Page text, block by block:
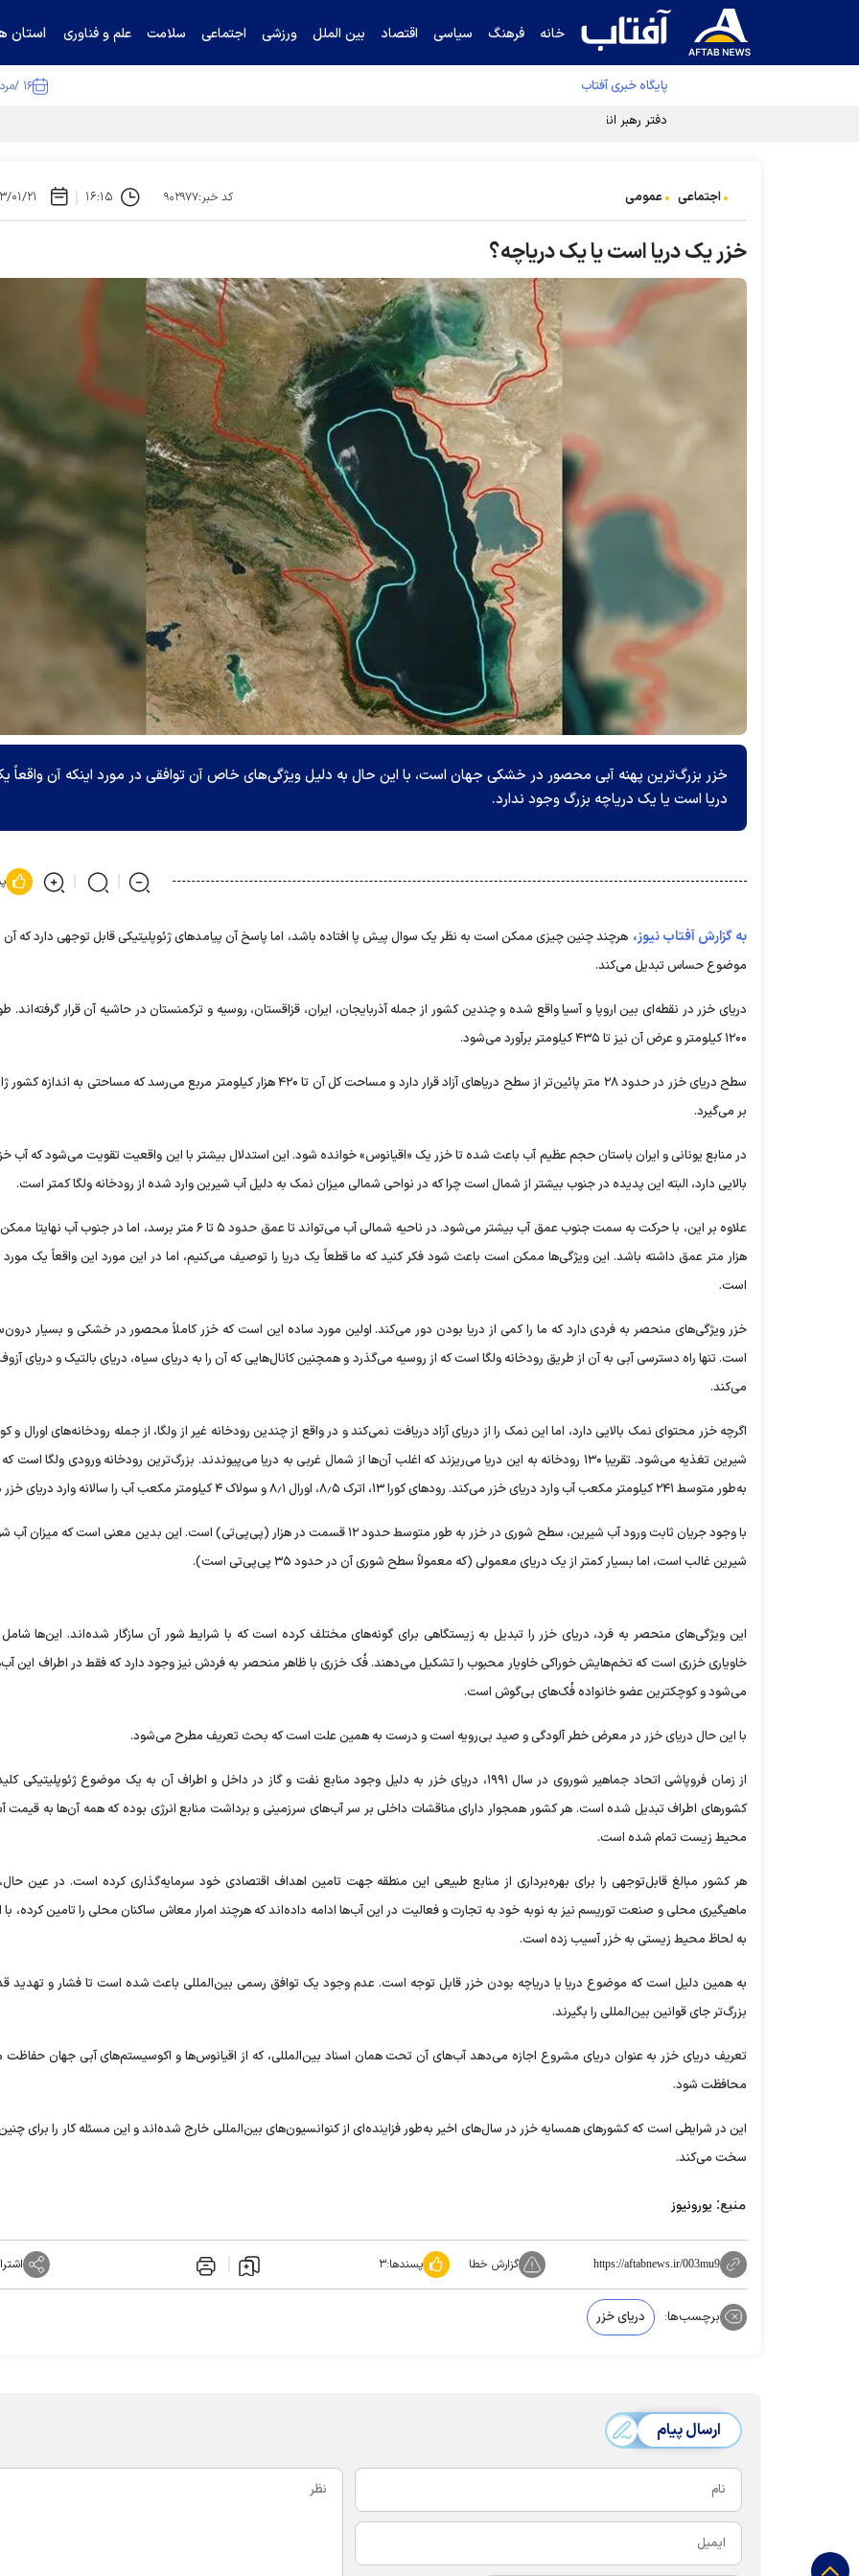
خانه فرهنگ سیاسی اقتصاد بین الملل ورزشی اجتماعی سلامت علم و فناوری استان
پایگاه خبری آفتاب ۱۶ /مرداد /۱۴۰۵
دفتر رهبر انقلاب ادعای خرازی درباره پزشکیان را تکذیب کرد
اجتماعی عمومی کد خبر:۹۰۲۹۷۷ ۱۶:۱۵ ۱۴۰۳/
خزر یک دریا است یا یک دریاچه؟
خزر بزرگ‌ترین پهنه آبی محصور در خشکی جهان است، با این حال به دلیل ویژگی‌های خاص آن توافقی در مورد اینکه آن واقعاً
دریا است یا یک دریاچه بزرگ وجود ندارد.
به گزارش آفتاب نیوز، هرچند چنین چیزی ممکن است به نظر یک سوال پیش پا افتاده باشد، اما پاسخ آن پیامد‌های ژئوپلیتیکی قابل توجهی دارد که آن
موضوع حساس تبدیل می‌کند.
دریای خزر در نقطه‌ای بین اروپا و آسیا واقع شده و چندین کشور از جمله آذربایجان، ایران، قزاقستان، روسیه و ترکمنستان در حاشیه آن قرار گرفته‌اند.
۱۲۰۰ کیلومتر و عرض آن نیز تا ۴۳۵ کیلومتر برآورد می‌شود.
سطح دریای خزر در حدود ۲۸ متر پائین‌تر از سطح دریا‌های آزاد قرار دارد و مساحت کل آن تا ۴۲۰ هزار کیلومتر مربع می‌رسد که مساحتی به
بر می‌گیرد.
در منابع یونانی و ایران باستان حجم عظیم آب باعث شده تا خزر یک «اقیانوس» خوانده شود. این استدلال بیشتر با این واقعیت تقویت می‌شود که آب
بالایی دارد، البته این پدیده در جنوب بیشتر از شمال است چرا که در نواحی شمالی میزان نمک به دلیل آب شیرین وارد شده از رودخانه ولگا کمتر است.
علاوه بر این، با حرکت به سمت جنوب عمق آب بیشتر می‌شود. در ناحیه شمالی آب می‌تواند تا عمق حدود ۵ تا ۶ متر برسد، اما در
هزار متر عمق داشته باشد. این ویژگی‌ها ممکن است باعث شود فکر کنید که ما قطعاً یک دریا را توصیف می‌کنیم، اما در این مورد این واقعاً یک
است.
خزر ویژگی‌های منحصر به فردی دارد که ما را کمی از دریا بودن دور می‌کند. اولین مورد ساده این است که خزر کاملاً محصور در خشکی و بسیار
است. تنها راه دسترسی آبی به آن از طریق رودخانه ولگا است که از روسیه می‌گذرد و همچنین کانال‌هایی که آن را به دریای سیاه، دریای بالتیک و دریای
می‌کند.
اگرچه خزر محتوای نمک بالایی دارد، اما این نمک را از دریای آزاد دریافت نمی‌کند و در واقع از چندین رودخانه غیر از ولگا، از جمله رودخانه‌های اورال و
شیرین تغذیه می‌شود. تقریبا ۱۳۰ رودخانه به این دریا می‌ریزند که اغلب آن‌ها از شمال غربی به دریا می‌پیوندند. بزرگ‌ترین رودخانه ورودی ولگا
به‌طور متوسط ۲۴۱ کیلومتر مکعب آب وارد دریای خزر می‌کند. رود‌های کورا ۱۳، اترک ۸٫۵، اورال ۸٫۱ و سولاک ۴ کیلومتر مکعب آب را سالانه وارد دریای خزر می‌کنند.
با وجود جریان ثابت ورود آب شیرین، سطح شوری در خزر به طور متوسط حدود ۱۲ قسمت در هزار (پی‌پی‌تی) است. این بدین معنی است که
شیرین غالب است، اما بسیار کمتر از یک دریای معمولی (که معمولاً سطح شوری آن در حدود ۳۵ پی‌پی‌تی است).
این ویژگی‌های منحصر به فرد، دریای خزر را تبدیل به زیستگاهی برای گونه‌های مختلف کرده است که با شرایط شور آن سازگار شده‌اند. این‌ها
خاویاری خزری است که تخم‌هایش خوراکی خاویار محبوب را تشکیل می‌دهند. فُک خزری با ظاهر منحصر به فردش نیز وجود دارد که فقط در اطراف این
می‌شود و کوچکترین عضو خانواده فُک‌های بی‌گوش است.
با این حال دریای خزر در معرض خطر آلودگی و صید بی‌رویه است و درست به همین علت است که بحث تعریف مطرح می‌شود.
از زمان فروپاشی اتحاد جماهیر شوروی در سال ۱۹۹۱، دریای خزر به دلیل وجود منابع نفت و گاز در داخل و اطراف آن به یک موضوع
کشور‌های اطراف تبدیل شده است. هر کشور همجوار دارای مناقشات داخلی بر سر آب‌های سرزمینی و برداشت منابع انرژی بوده که همه آن‌ها به قیمت
محیط زیست تمام شده است.
هر کشور مبالغ قابل‌توجهی را برای بهره‌برداری از منابع طبیعی این منطقه جهت تامین اهداف اقتصادی خود سرمایه‌گذاری کرده است. در عین
ماهیگیری محلی و صنعت توریسم نیز به نوبه خود به تجارت و فعالیت در این آب‌ها ادامه داده‌اند که هرچند امرار معاش ساکنان محلی را تامین کرده، با
به لحاظ محیط زیستی به خزر آسیب زده است.
به همین دلیل است که موضوع دریا یا دریاچه بودن خزر قابل توجه است. عدم وجود یک توافق رسمی بین‌المللی باعث شده است تا فشار و تهدید
بزرگ‌تر جای قوانین بین‌المللی را بگیرند.
تعریف دریای خزر به عنوان دریای مشروع اجازه می‌دهد آب‌های آن تحت همان اسناد بین‌المللی، که از اقیانوس‌ها و اکوسیستم‌های آبی جهان حفاظت
محافظت شود.
این در شرایطی است که کشور‌های همسایه خزر در سال‌های اخیر به‌طور فزاینده‌ای از کنوانسیون‌های بین‌المللی خارج شده‌اند و این مسئله کار را برای
سخت می‌کند.
منبع: یورونیوز
https://aftabnews.ir/003mu9 گزارش خطا پسندها:۳
برچسب‌ها: دریای خزر
ارسال پیام